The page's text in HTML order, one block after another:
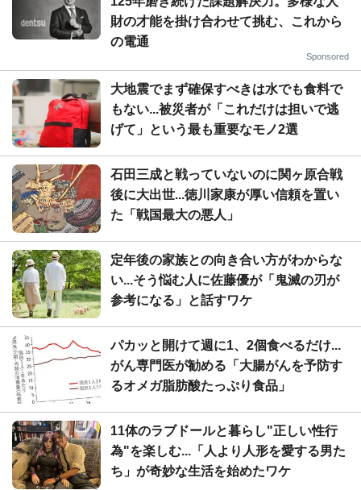
財の才能を掛け合わせて挑む、これから
の電通
Sponsored
大地震でまず確保すべきは水でも食料で
もない...被災者が「これだけは担いで逃
げて」という最も重要なモノ2選
石田三成と戦っていないのに関ヶ原合戦
後に大出世...徳川家康が厚い信頼を置い
た「戦国最大の悪人」
定年後の家族との向き合い方がわからな
い...そう悩む人に佐藤優が「鬼滅の刃が
参考になる」と話すワケ
パカッと開けて週に1、2個食べるだけ...
がん専門医が勧める「大腸がんを予防す
るオメガ脂肪酸たっぷり食品」
11体のラブドールと暮らし"正しい性行
為"を楽しむ...「人より人形を愛する男た
ち」が奇妙な生活を始めたワケ